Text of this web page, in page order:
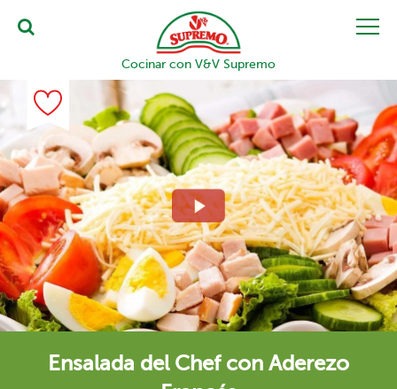
Cocinar con V&V Supremo
Ensalada del Chef con Aderezo